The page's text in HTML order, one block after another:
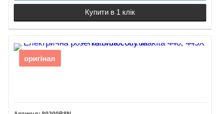
Купити в 1 клік
оригінал